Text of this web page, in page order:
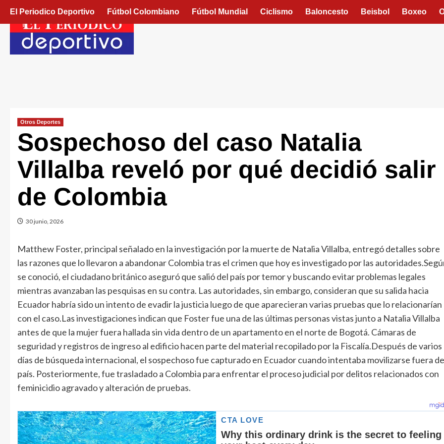
El Periodico Deportivo Fútbol Colombiano Fútbol Mundial Ciclismo Baloncesto Beisbol Boxeo
Otros Deportes
Sospechoso del caso Natalia
Villalba reveló por qué decidió salir
de Colombia
30 junio, 2026
Matthew Foster, principal señalado en la investigación por la muerte de Natalia Villalba, entregó detalles sobre
las razones que lo llevaron a abandonar Colombia tras el crimen que hoy es investigado por las
se conoció, el ciudadano británico aseguró que salió del país por temor y buscando evitar problemas legales
mientras avanzaban las pesquisas en su contra. Las autoridades, sin embargo, consideran que su salida hacia
Ecuador habría sido un intento de evadir la justicia luego de que aparecieran varias pruebas que lo relacionarían
con el caso.Las investigaciones indican que Foster fue una de las últimas personas vistas junto a Natalia Villalba
antes de que la mujer fuera hallada sin vida dentro de un apartamento en el norte de Bogotá. Cámaras de
seguridad y registros de ingreso al edificio hacen parte del material recopilado por la Fiscalía.Después de varios
días de búsqueda internacional, el sospechoso fue capturado en Ecuador cuando intentaba movilizarse fuera
país. Posteriormente, fue trasladado a Colombia para enfrentar el proceso judicial por delitos relacionados con
feminicidio agravado y alteración de pruebas.